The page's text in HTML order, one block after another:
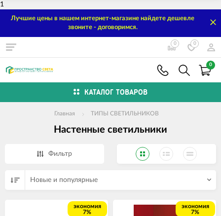
1
Лучшие цены в нашем интернет-магазине найдете дешевле
звоните - договоримся.
0 0
0
КАТАЛОГ ТОВАРОВ
Главная ТИПЫ СВЕТИЛЬНИКОВ
Настенные светильники
Фильтр
Новые и популярные
экономия
7%
экономия
7%